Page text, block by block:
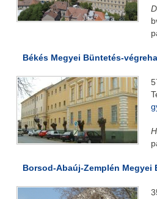
Békés Megyei Büntetés-
Borsod-Abaúj-Zemplén